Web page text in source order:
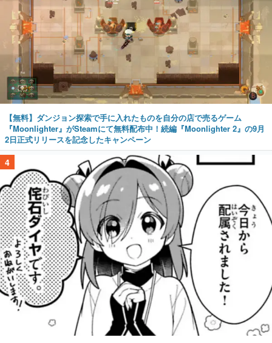
【無料】ダンジョン探索で手に入れたものを自分の店で売るゲーム
『Moonlighter』がSteamにて無料配布中！続編『Moonlighter 2』の9月
2日正式リリースを記念したキャンペーン
4